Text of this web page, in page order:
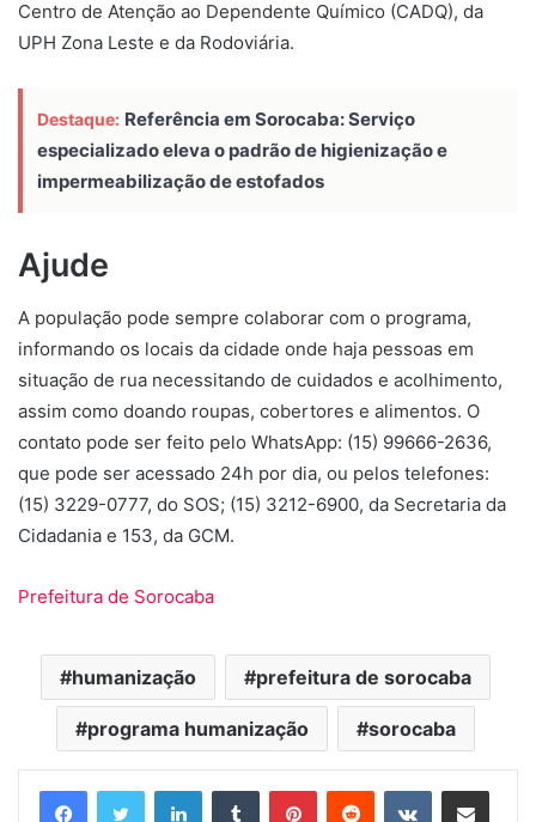
Centro de Atenção ao Dependente Químico (CADQ), da
UPH Zona Leste e da Rodoviária.
Destaque: Referência em Sorocaba: Serviço
especializado eleva o padrão de higienização e
impermeabilização de estofados
Ajude
A população pode sempre colaborar com o programa,
informando os locais da cidade onde haja pessoas em
situação de rua necessitando de cuidados e acolhimento,
assim como doando roupas, cobertores e alimentos. O
contato pode ser feito pelo WhatsApp: (15) 99666-2636,
que pode ser acessado 24h por dia, ou pelos telefones:
(15) 3229-0777, do SOS; (15) 3212-6900, da Secretaria da
Cidadania e 153, da GCM.
Prefeitura de Sorocaba
humanização prefeitura de sorocaba
programa humanização sorocaba
LinkedinTumblr PinterestReddit VK Compartilhar via e-mail